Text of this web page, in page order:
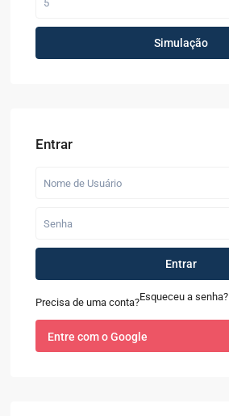
Simulação
Entrar
Entrar
Precisa de uma conta?Esqueceu a senha?
Entre com o Google